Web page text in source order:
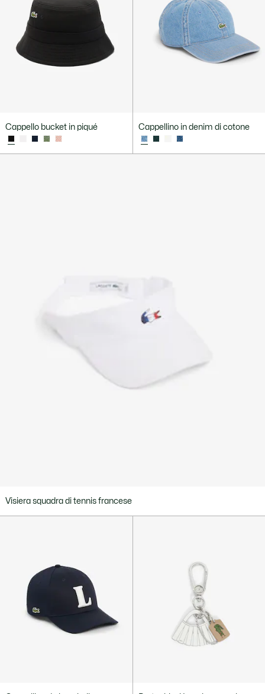
Cappello bucket in piqué Cappellino in denim di cotone
Visiera squadra di tennis francese